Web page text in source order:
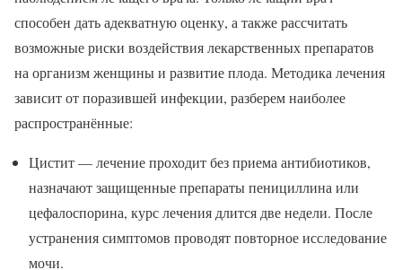
способен дать адекватную оценку, а также рассчитать
возможные риски воздействия лекарственных препаратов
на организм женщины и развитие плода. Методика лечения
зависит от поразившей инфекции, разберем наиболее
распространённые:
Цистит — лечение проходит без приема антибиотиков,
назначают защищенные препараты пенициллина или
цефалоспорина, курс лечения длится две недели. После
устранения симптомов проводят повторное исследование
мочи.